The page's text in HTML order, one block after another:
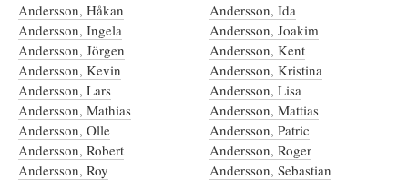
Andersson, Håkan
Andersson, Ida
Andersson, Ingela
Andersson, Joakim
Andersson, Jörgen
Andersson, Kent
Andersson, Kevin
Andersson, Kristina
Andersson, Lars
Andersson, Lisa
Andersson, Mathias
Andersson, Mattias
Andersson, Olle
Andersson, Patric
Andersson, Robert
Andersson, Roger
Andersson, Roy
Andersson, Sebastian